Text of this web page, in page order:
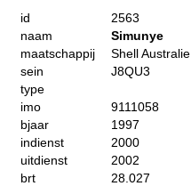
id
2563
naam
Simunye
maatschappij
Shell Australie
sein
J8QU3
type
imo
9111058
bjaar
1997
indienst
2000
uitdienst
2002
brt
28.027